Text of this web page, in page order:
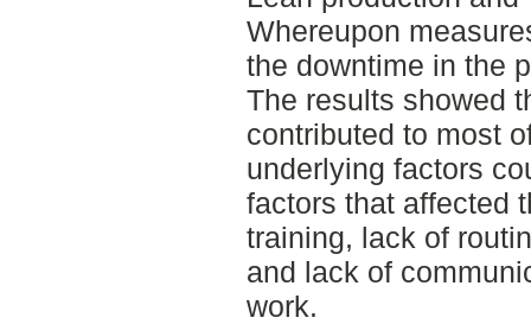
Whereupon
the downtime in the
The results showed
contributed to most
underlying factors
factors that affected
training, lack of
and lack of
work.